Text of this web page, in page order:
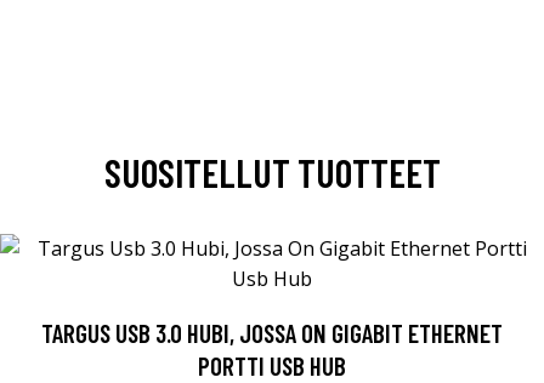
SUOSITELLUT TUOTTEET
TARGUS USB 3.0 HUBI, JOSSA ON GIGABIT ETHERNET
PORTTI USB HUB